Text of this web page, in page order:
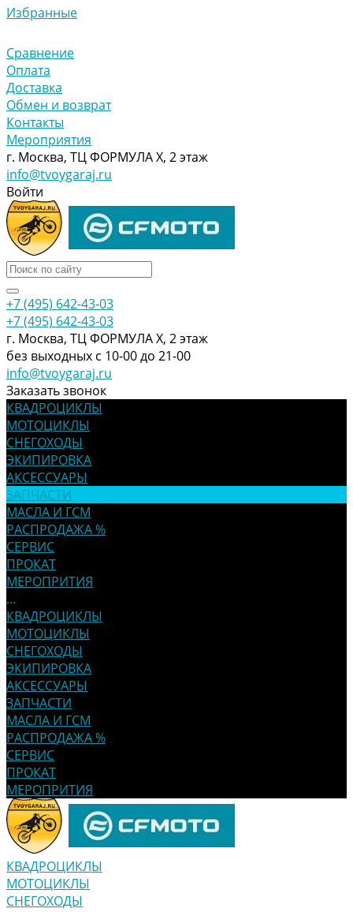
Избранные
Сравнение
Оплата
Доставка
Обмен и возврат
Контакты
Мероприятия
г. Москва, ТЦ ФОРМУЛА Х, 2 этаж
info@tvoygaraj.ru
Войти
+7 (495) 642-43-03
+7 (495) 642-43-03
г. Москва, ТЦ ФОРМУЛА Х, 2 этаж
без выходных с 10-00 до 21-00
info@tvoygaraj.ru
Заказать звонок
КВАДРОЦИКЛЫ
МОТОЦИКЛЫ
СНЕГОХОДЫ
ЭКИПИРОВКА
АКСЕССУАРЫ
ЗАПЧАСТИ
МАСЛА И ГСМ
РАСПРОДАЖА %
СЕРВИС
ПРОКАТ
МЕРОПРИТИЯ
...
КВАДРОЦИКЛЫ
МОТОЦИКЛЫ
СНЕГОХОДЫ
ЭКИПИРОВКА
АКСЕССУАРЫ
ЗАПЧАСТИ
МАСЛА И ГСМ
РАСПРОДАЖА %
СЕРВИС
ПРОКАТ
МЕРОПРИТИЯ
КВАДРОЦИКЛЫ
МОТОЦИКЛЫ
СНЕГОХОДЫ